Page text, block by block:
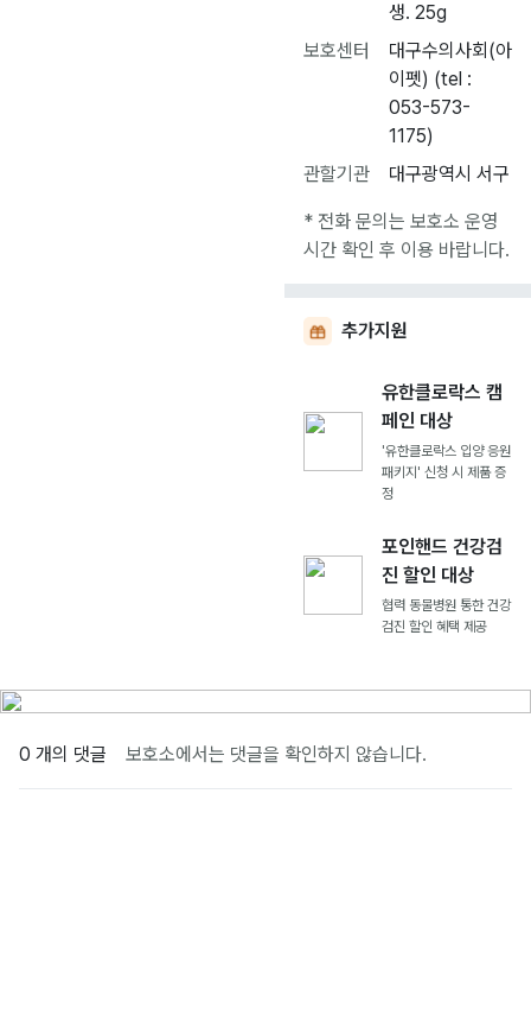
생. 25g
보호센터
대구수의사회(아
이펫) (tel :
053-573-
1175)
관할기관
대구광역시 서구
* 전화 문의는 보호소 운영
시간 확인 후 이용 바랍니다.
추가지원
유한클로락스 캠
페인 대상
'유한클로락스 입양 응원
패키지' 신청 시 제품 증
정
포인핸드 건강검
진 할인 대상
협력 동물병원 통한 건강
검진 할인 혜택 제공
0 개의 댓글 보호소에서는 댓글을 확인하지 않습니다.